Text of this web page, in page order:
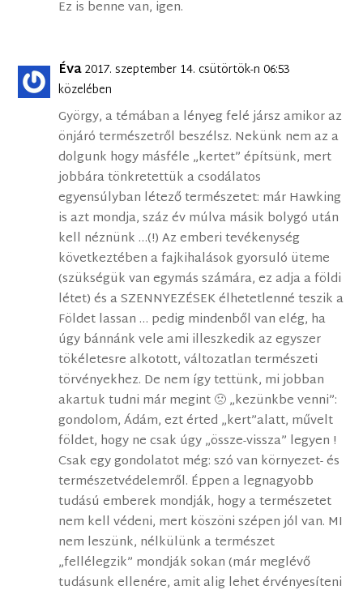
Ez is benne van, igen.
Éva2017. szeptember 14. csütörtök-n 06:53
közelében
György, a témában a lényeg felé jársz amikor az
önjáró természetről beszélsz. Nekünk nem az a
dolgunk hogy másféle „kertet” építsünk, mert
jobbára tönkretettük a csodálatos
egyensúlyban létező természetet: már Hawking
is azt mondja, száz év múlva másik bolygó után
kell néznünk …(!) Az emberi tevékenység
következtében a fajkihalások gyorsuló üteme
(szükségük van egymás számára, ez adja a földi
létet) és a SZENNYEZÉSEK élhetetlenné teszik a
Földet lassan … pedig mindenből van elég, ha
úgy bánnánk vele ami illeszkedik az egyszer
tökéletesre alkotott, változatlan természeti
törvényekhez. De nem így tettünk, mi jobban
akartuk tudni már megint 🙁 „kezünkbe venni”:
gondolom, Ádám, ezt érted „kert”alatt, művelt
földet, hogy ne csak úgy „össze-vissza” legyen !
Csak egy gondolatot még: szó van környezet- és
természetvédelemről. Éppen a legnagyobb
tudású emberek mondják, hogy a természetet
nem kell védeni, mert köszöni szépen jól van. MI
nem leszünk, nélkülünk a természet
„fellélegzik” mondják sokan (már meglévő
tudásunk ellenére, amit alig lehet érvényesíteni